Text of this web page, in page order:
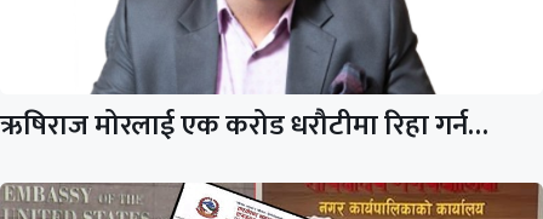
ऋषिराज मोरलाई एक करोड धरौटीमा रिहा गर्न…